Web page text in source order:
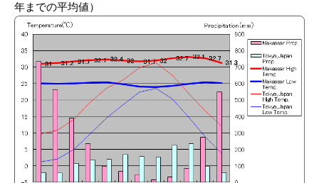
年までの平均値）